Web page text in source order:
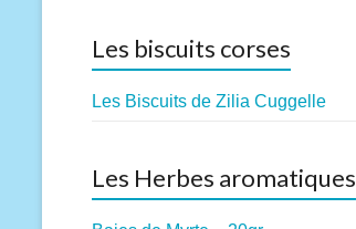
Les biscuits corses
Les Biscuits de Zilia Cuggelle
Les Herbes aromatiques